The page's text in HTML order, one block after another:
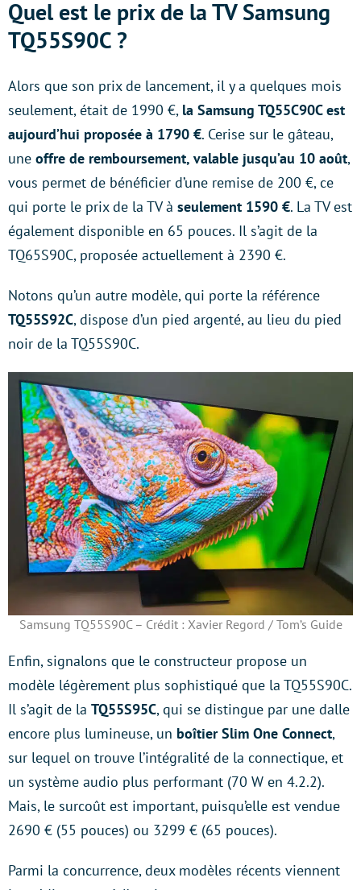
Quel est le prix de la TV Samsung
TQ55S90C ?
Alors que son prix de lancement, il y a quelques mois
seulement, était de 1990 €, la Samsung TQ55C90C est
aujourd’hui proposée à 1790 €. Cerise sur le gâteau,
une offre de remboursement, valable jusqu’au 10 août,
vous permet de bénéficier d’une remise de 200 €, ce
qui porte le prix de la TV à seulement 1590 €. La TV est
également disponible en 65 pouces. Il s’agit de la
TQ65S90C, proposée actuellement à 2390 €.
Notons qu’un autre modèle, qui porte la référence
TQ55S92C, dispose d’un pied argenté, au lieu du pied
noir de la TQ55S90C.
Samsung TQ55S90C – Crédit : Xavier Regord / Tom’s Guide
Enfin, signalons que le constructeur propose un
modèle légèrement plus sophistiqué que la TQ55S90C.
Il s’agit de la TQ55S95C, qui se distingue par une dalle
encore plus lumineuse, un boîtier Slim One Connect,
sur lequel on trouve l’intégralité de la connectique, et
un système audio plus performant (70 W en 4.2.2).
Mais, le surcoût est important, puisqu’elle est vendue
2690 € (55 pouces) ou 3299 € (65 pouces).
Parmi la concurrence, deux modèles récents viennent